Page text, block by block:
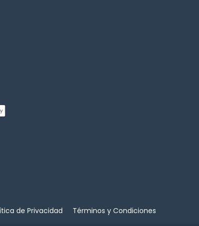
de Privacidad Términos y Condiciones